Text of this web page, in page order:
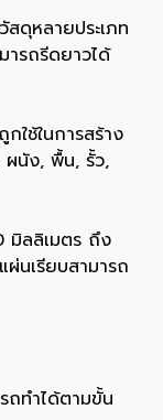
ดุหลายประเภท
ารถรีดยาวได้
ใช้ในการสร้าง
ผนัง, พื้น, รั้ว,
มิลลิเมตร ถึง
นเรียบสามารถ
ถทำได้ตามขั้น